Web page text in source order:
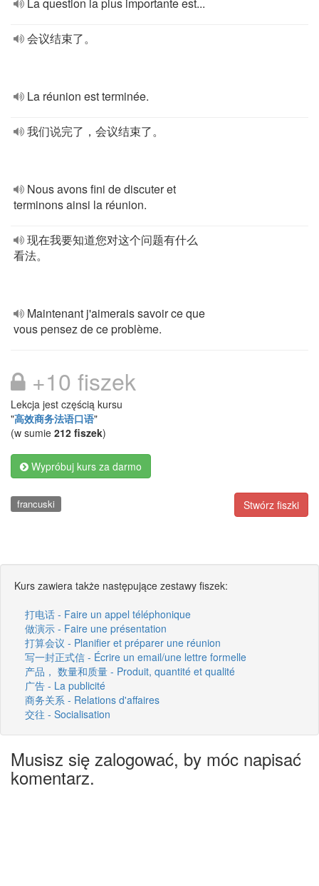
会议结束了。
La réunion est terminée.
我们说完了，会议结束了。
Nous avons fini de discuter et
terminons ainsi la réunion.
现在我要知道您对这个问题有什么
看法。
Maintenant j'aimerais savoir ce que
vous pensez de ce problème.
+10 fiszek
Lekcja jest częścią kursu
"高效商务法语口语"
(w sumie 212 fiszek)
Wypróbuj kurs za darmo
Stwórz fiszki
francuski
Kurs zawiera także następujące zestawy fiszek:
打电话 - Faire un appel téléphonique
做演示 - Faire une présentation
打算会议 - Planifier et préparer une réunion
写一封正式信 - Écrire un email/une lettre formelle
产品， 数量和质量 - Produit, quantité et qualité
广告 - La publicité
商务关系 - Relations d'affaires
交往 - Socialisation
Musisz się zalogować, by móc napisać
komentarz.